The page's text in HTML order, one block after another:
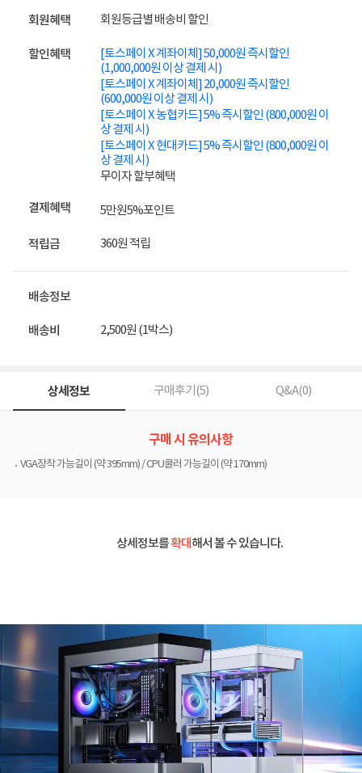
회원혜택 회원등급별 배송비 할인
할인혜택
[토스페이 X 계좌이체] 50,000원 즉시할인
(1,000,000원 이상 결제 시)
[토스페이 X 계좌이체] 20,000원 즉시할인
(600,000원 이상 결제 시)
[토스페이 X 농협카드] 5% 즉시할인 (800,000원 이
상 결제 시)
[토스페이 X 현대카드] 5% 즉시할인 (800,000원 이
상 결제 시)
무이자 할부혜택
결제혜택 5만원5%포인트
적립금 360원 적립
배송정보
배송비 2,500원 (1박스)
상세정보 구매후기(5) Q&A(0)
구매 시 유의사항
VGA장착 가능길이 (약 395mm) / CPU쿨러 가능길이 (약 170mm)
상세정보를확대해서 볼 수 있습니다.